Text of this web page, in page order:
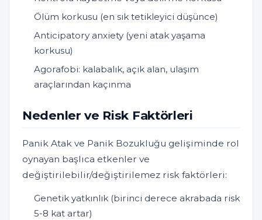
Ölüm korkusu (en sık tetikleyici düşünce)
Anticipatory anxiety (yeni atak yaşama
korkusu)
Agorafobi: kalabalık, açık alan, ulaşım
araçlarından kaçınma
Nedenler ve Risk Faktörleri
Panik Atak ve Panik Bozukluğu gelişiminde rol
oynayan başlıca etkenler ve
değiştirilebilir/değiştirilemez risk faktörleri:
Genetik yatkınlık (birinci derece akrabada risk
5-8 kat artar)